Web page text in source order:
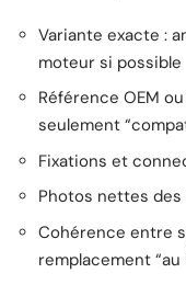
Variante exacte :
moteur si possible
Référence OEM
seulement
Fixations et
Photos nettes
Cohérence entre
remplacement “au